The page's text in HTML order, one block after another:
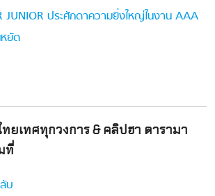
ประศักดาความยิ่งใหญ่ในงาน AAA
ยัด
ยเทศทุกวงการ & คลิปฮา ดารามา
ที่
บ